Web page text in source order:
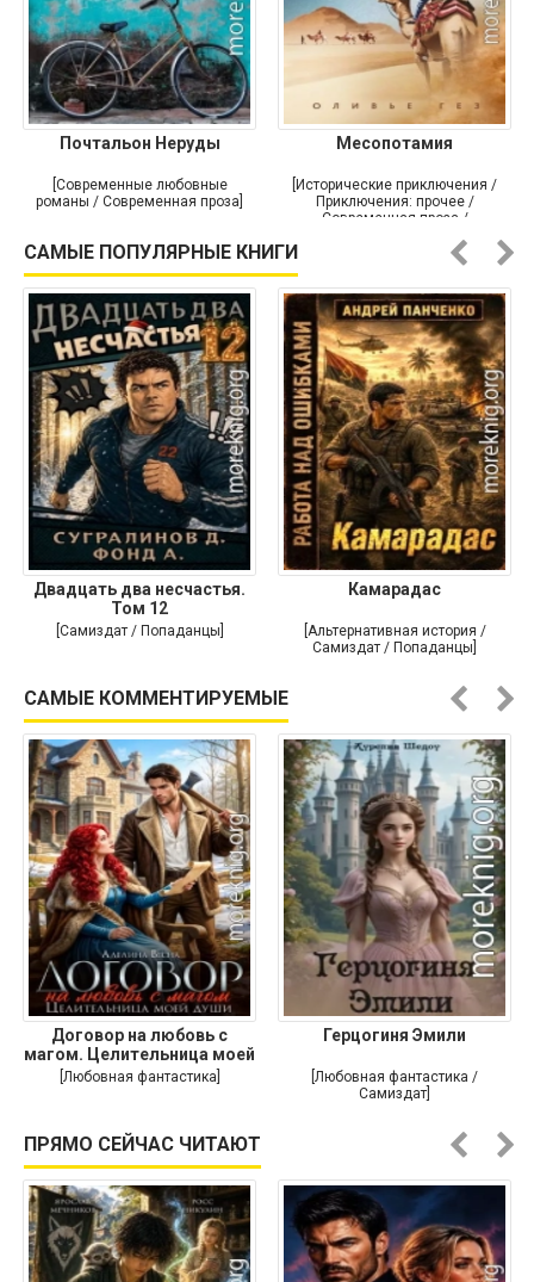
Почтальон Неруды
[Современные любовные
романы / Современная проза]
Месопотамия
[Исторические приключения /
Приключения: прочее /
Современная проза /
САМЫЕ ПОПУЛЯРНЫЕ КНИГИ
Двадцать два несчастья.
Том 12
[Самиздат / Попаданцы]
Камарадас
[Альтернативная история /
Самиздат / Попаданцы]
САМЫЕ КОММЕНТИРУЕМЫЕ
Договор на любовь с
магом. Целительница моей
души
[Любовная фантастика]
Герцогиня Эмили
[Любовная фантастика /
Самиздат]
ПРЯМО СЕЙЧАС ЧИТАЮТ